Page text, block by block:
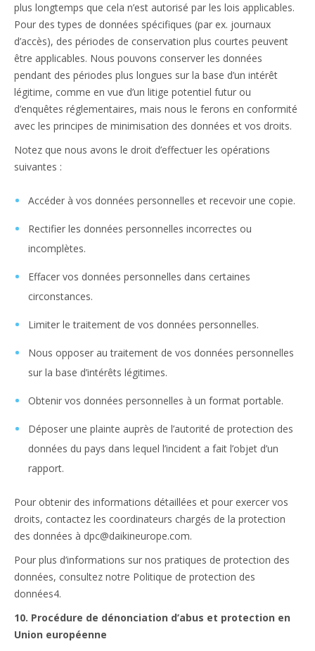
plus longtemps que cela n’est autorisé par les lois applicables.
Pour des types de données spécifiques (par ex. journaux
d’accès), des périodes de conservation plus courtes peuvent
être applicables. Nous pouvons conserver les données
pendant des périodes plus longues sur la base d’un intérêt
légitime, comme en vue d’un litige potentiel futur ou
d’enquêtes réglementaires, mais nous le ferons en conformité
avec les principes de minimisation des données et vos droits.
Notez que nous avons le droit d’effectuer les opérations
suivantes :
Accéder à vos données personnelles et recevoir une copie.
Rectifier les données personnelles incorrectes ou
incomplètes.
Effacer vos données personnelles dans certaines
circonstances.
Limiter le traitement de vos données personnelles.
Nous opposer au traitement de vos données personnelles
sur la base d’intérêts légitimes.
Obtenir vos données personnelles à un format portable.
Déposer une plainte auprès de l’autorité de protection des
données du pays dans lequel l’incident a fait l’objet d’un
rapport.
Pour obtenir des informations détaillées et pour exercer vos
droits, contactez les coordinateurs chargés de la protection
des données à dpc@daikineurope.com.
Pour plus d’informations sur nos pratiques de protection des
données, consultez notre Politique de protection des
données4.
10. Procédure de dénonciation d’abus et protection en
Union européenne